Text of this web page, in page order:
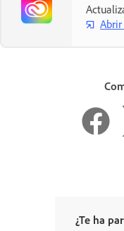
¿Te ha